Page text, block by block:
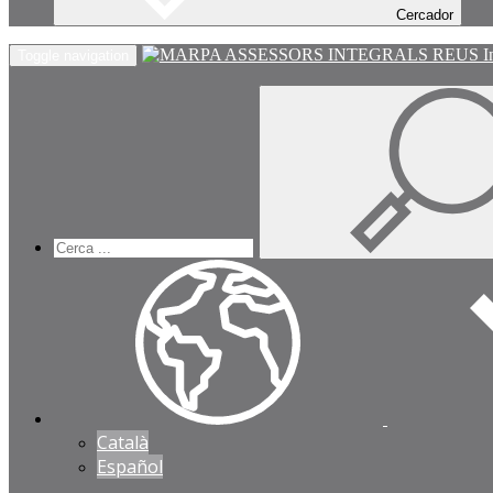
Cercador
Català
Español